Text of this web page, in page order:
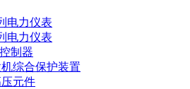
电力仪表
电力仪表
制器
综合保护装置
元件